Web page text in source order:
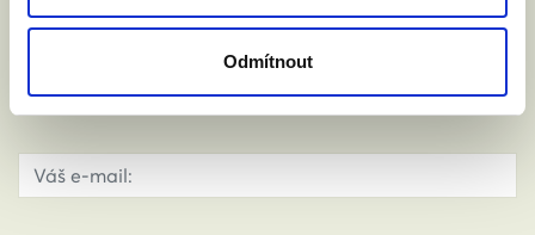
Odmítnout
ABY VÁM O MANŽELSTVÍ NIC
NEUNIKLO